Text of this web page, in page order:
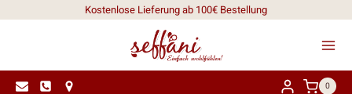
Kostenlose Lieferung ab 100€ Bestellung
0